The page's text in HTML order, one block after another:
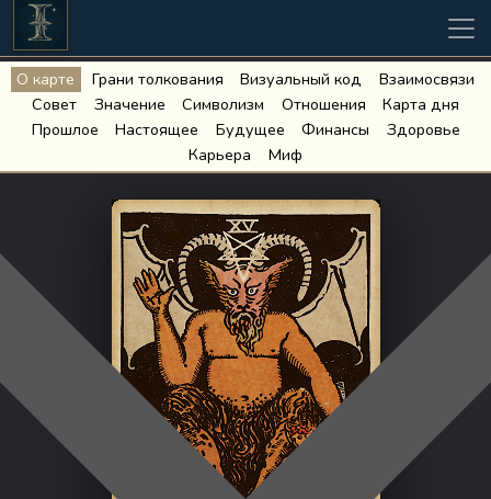
О карте Грани толкования Визуальный код
Взаимосвязи
Совет
Значение Символизм Отношения
Карта дня
Прошлое
Настоящее Будущее Финансы
Здоровье
Карьера
Миф